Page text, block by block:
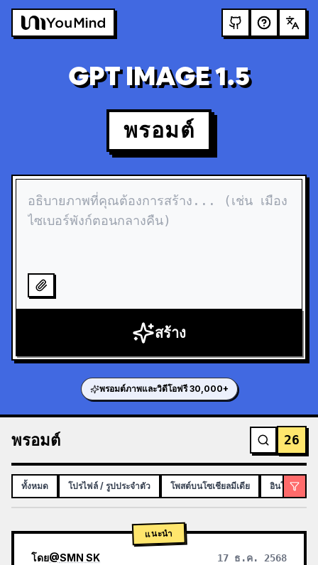
GPT IMAGE 1.5
พรอมต์
สร้าง
พรอมต์ภาพและวิดีโอฟรี 30,000+
พรอมต์ 26
ทั้งหมด โปรไฟล์ / รูปประจำตัว โพสต์บนโซเชียลมีเดีย อินโฟกราฟิก
แนะนำ
โดย@SMN SK 17 ธ.ค. 2568